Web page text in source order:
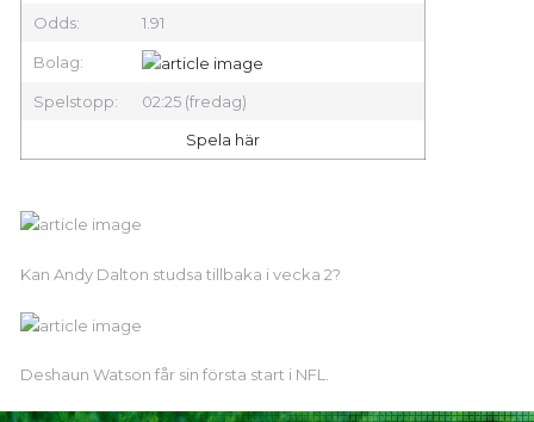
Odds:
1.91
Bolag:
Spelstopp:
02:25 (fredag)
Spela här
Kan Andy Dalton studsa tillbaka i vecka 2?
Deshaun Watson får sin första start i NFL.